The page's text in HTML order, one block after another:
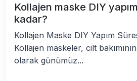
Kollajen maske DIY
kadar?
Kollajen Maske DIY Yapım
Kollajen maskeler, cilt
olarak günümüz...